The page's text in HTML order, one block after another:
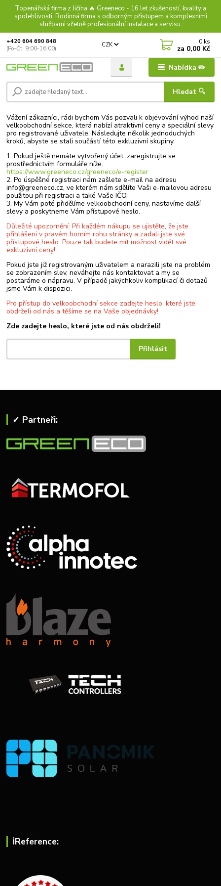
Topenářská firma z Jičína 🔥 Greeneco - 16 let zkušeností, kvality a
spolehlivosti. Rodinná firma s odborným přístupem a komplexními
službami včetně profesionální instalace a servisu.
Nabídka ✏️
CZK
Hledat 🔍
+420 604 690 848
(Po-Čt: 9:00-16:00)
0 ks
za 0,00 Kč
Vážení zákazníci, rádi bychom Vás pozvali k objevování výhod naší
velkoobchodní sekce, která nabízí atraktivní ceny a speciální slevy
pro registrované uživatele. Následujte několik jednoduchých
kroků, abyste se stali součástí této exkluzivní skupiny.
1. Pokud ještě nemáte vytvořený účet, zaregistrujte se
prostřednictvím formuláře níže.
https://www.greeneco.cz/greeneco/e-register
2. Po úspěšné registraci nám zašlete e-mail na adresu
info@greeneco.cz, ve kterém nám sdělíte Vaši e-mailovou adresu
použitou při registraci a také Vaše IČO.
3. My Vám poté přidělíme velkoobchodní ceny, nastavíme další
slevy a poskytneme Vám přístupové heslo.
Důležité upozornění: Při každém nákupu se ujistěte, že jste
přihlášeni v pravém horním rohu stránky a zadali jste své
přístupové heslo. Pouze tak budete mít možnost vidět své
exkluzivní ceny!
Pokud jste již registrovaným uživatelem a narazili jste na problém
se zobrazením slev, neváhejte nás kontaktovat a my se
postaráme o nápravu. V případě jakýchkoliv komplikací či dotazů
jsme Vám k dispozici.
Pro přístup do velkoobchodní sekce zadejte heslo, které jste
obdrželi od nás a těšíme se na Vaše objednávky!
Zde zadejte heslo, které jste od nás obdrželi!
✓ Partneři:
ℹ︎Reference: